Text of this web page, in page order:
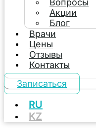
Вопросы
Акции
Блог
Врачи
Цены
Отзывы
Контакты
Записаться
RU
KZ